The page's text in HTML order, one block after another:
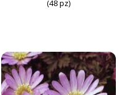
(48 pz)